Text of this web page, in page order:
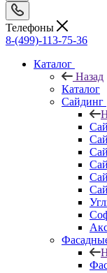
Телефоны
8-(499)-113-75-36
Каталог
Назад
Каталог
Сайдинг